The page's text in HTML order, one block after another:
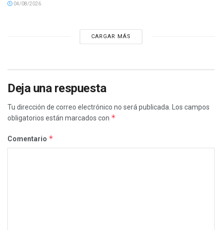
04/08/2026
CARGAR MÁS
Deja una respuesta
Tu dirección de correo electrónico no será publicada.
Los campos
obligatorios están marcados con *
Comentario *